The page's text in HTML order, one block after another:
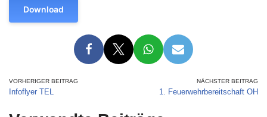
Download
VORHERIGER BEITRAG
Infoflyer TEL
NÄCHSTER BEITRAG
1. Feuerwehrbereitschaft OH